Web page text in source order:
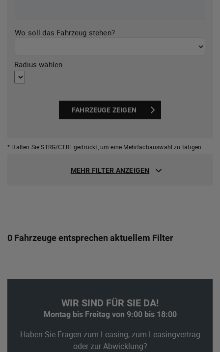
Wo soll das Fahrzeug stehen?
Radius wählen
FAHRZEUGE ZEIGEN
* Halten Sie STRG/CTRL gedrückt, um eine Mehrfachauswahl zu tätigen.
MEHR FILTER ANZEIGEN
0 Fahrzeuge entsprechen aktuellem Filter
WIR SIND FÜR SIE DA!
Montag bis Freitag von 9:00 bis 18:00
Haben Sie Fragen zum Leasing, zum Leasingvertrag
oder zur Abwicklung?